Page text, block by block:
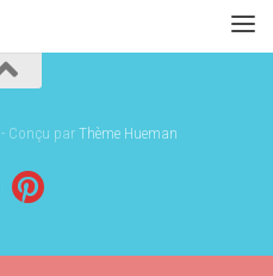
- Conçu parThème Hueman